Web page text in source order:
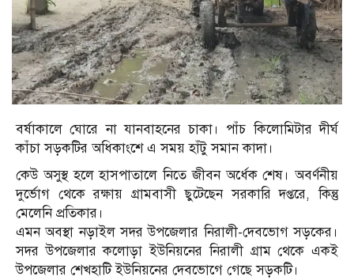
বর্ষাকালে ঘোরে না যানবাহনের চাকা। পাঁচ কিলোমিটার দীর্ঘ
কাঁচা সড়কটির অধিকাংশে এ সময় হাঁটু সমান কাদা।
কেউ অসুস্থ হলে হাসপাতালে নিতে জীবন অর্ধেক শেষ। অবর্ণনীয়
দুর্ভোগ থেকে রক্ষায় গ্রামবাসী ছুটেছেন সরকারি দপ্তরে, কিন্তু
মেলেনি প্রতিকার।
এমন অবস্থা নড়াইল সদর উপজেলার নিরালী-দেবভোগ সড়কের।
সদর উপজেলার কলোড়া ইউনিয়নের নিরালী গ্রাম থেকে একই
উপজেলার শেখহাটি ইউনিয়নের দেবভোগে গেছে সড়কটি।